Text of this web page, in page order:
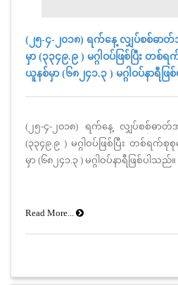
(၂၅-၄-၂၀၁၈) ရက်နေ့ လျှပ်စစ်ဓ
မှာ (၃၃၄၉.၉ ) မဂ္ဂါဝပ်ဖြစ်ပြီး
ယူနစ်မှာ (၆၈၂၄၁.၃ ) မဂ္ဂါဝပ်နာရီဖ
(၂၅-၄-၂၀၁၈) ရက်နေ့ လျှပ်စစ်ဓာ
(၃၃၄၉.၉ ) မဂ္ဂါဝပ်ဖြစ်ပြီး တစ်ရ
မှာ (၆၈၂၄၁.၃ ) မဂ္ဂါဝပ်နာရီဖြစ်ပါသည်။
Read More...